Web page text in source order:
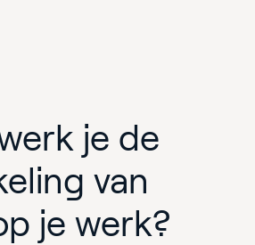
je de
van
je werk?